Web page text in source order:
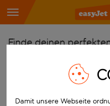
Finde deinen
Flughafen wählen
Nach
Damit unsere Webseite